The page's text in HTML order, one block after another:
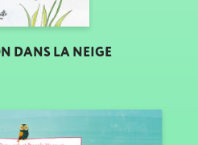
DANS LA NEIGE